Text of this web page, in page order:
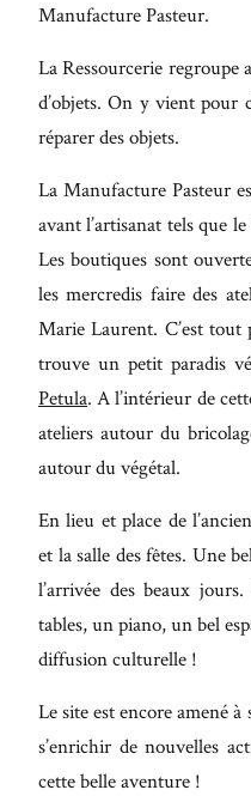
Manufacture Pasteur.
La Ressourcerie regroupe
d’objets. On y vient pour
réparer des objets.
La Manufacture Pasteur
avant l’artisanat tels que
Les boutiques sont
les mercredis faire des
Marie Laurent. C’est tout
trouve un petit paradis
Petula. A l’intérieur de
ateliers autour du
autour du végétal.
En lieu et place de
et la salle des fêtes. Une
l’arrivée des beaux
tables, un piano, un bel
diffusion culturelle !
Le site est encore amené
s’enrichir de nouvelles
cette belle aventure !